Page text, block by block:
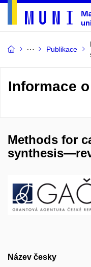
Publikace
Informace
Methods for
Název česky